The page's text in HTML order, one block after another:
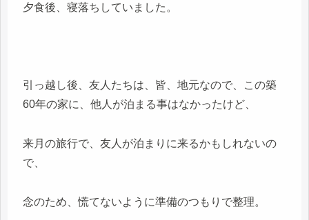
夕食後、寝落ちしていました。
引っ越し後、友人たちは、皆、地元なので、この築
60年の家に、他人が泊まる事はなかったけど、
来月の旅行で、友人が泊まりに来るかもしれないの
で、
念のため、慌てないように準備のつもりで整理。